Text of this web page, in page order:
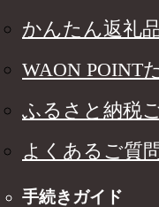
かんたん返礼
WAON POINT
ふるさと納税
よくあるご質問
手続きガイド